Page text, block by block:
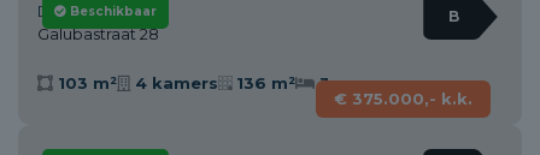
B
Beschikbaar
Dorst
Galubastraat 28
103 m² 4 kamers 136 m² 3
€ 375.000,- k.k.